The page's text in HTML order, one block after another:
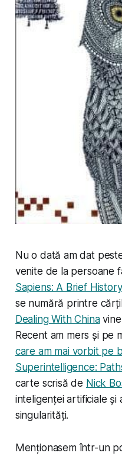
Nu o dată am dat
venite de la persoane
Sapiens: A Brief
se numără printre
Dealing With Chinavine
Recent am mers și pe
care am mai vorbit pe
Superintelligence:
carte scrisă de Nick
inteligenței artificiale și
singularități.
Menționasem într-un